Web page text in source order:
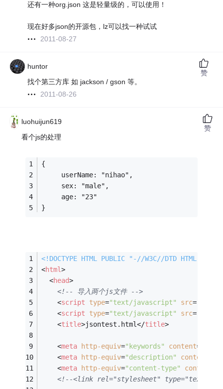
还有一种org.json 这是轻量级的，可以使用！
现在好多json的开源包，lz可以找一种试试
2011-08-27
huntor
找个第三方库 如 jackson / gson 等。
2011-08-26
赞
luohuijun619
看个js的处理
{
     userName: "nihao",
     sex: "male",
     age: "23"
}
<!DOCTYPE HTML PUBLIC
"-//W3C//DTD HTML
<html>
<head>
<!-- 导入两个js文件 -->
<script type="text/javascript" src=
<script type="text/javascript" src=
<title>jsontest.html</title>
<meta http-equiv="keywords" content=
<meta http-equiv="description" content
<meta http-equiv="content-type" content
<!--<link rel="stylesheet" type="text/
赞